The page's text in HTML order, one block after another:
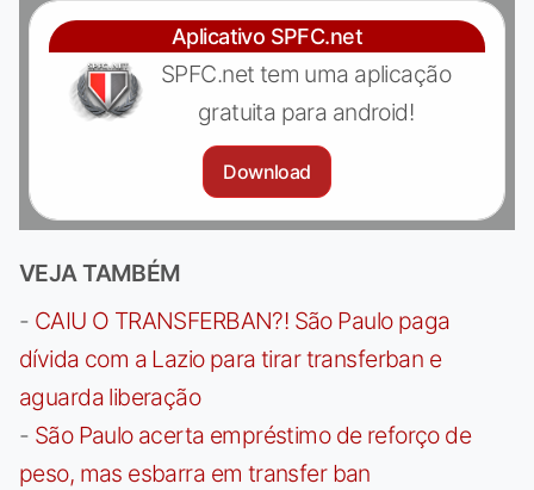
Aplicativo SPFC.net
SPFC.net tem uma aplicação
gratuita para android!
Download
VEJA TAMBÉM
- CAIU O TRANSFERBAN?! São Paulo paga
dívida com a Lazio para tirar transferban e
aguarda liberação
- São Paulo acerta empréstimo de reforço de
peso, mas esbarra em transfer ban